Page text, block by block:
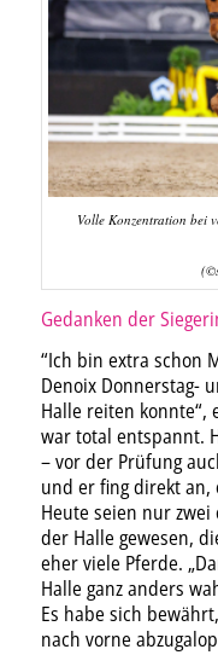
Volle Konzentration bei
Gedanken der
“Ich bin extra schon
Denoix Donnerstag-
Halle reiten konnte“,
war total entspannt.
– vor der Prüfung
und er fing direkt an,
Heute seien nur
der Halle gewesen,
eher viele Pferde.
Halle ganz anders
Es habe sich
nach vorne